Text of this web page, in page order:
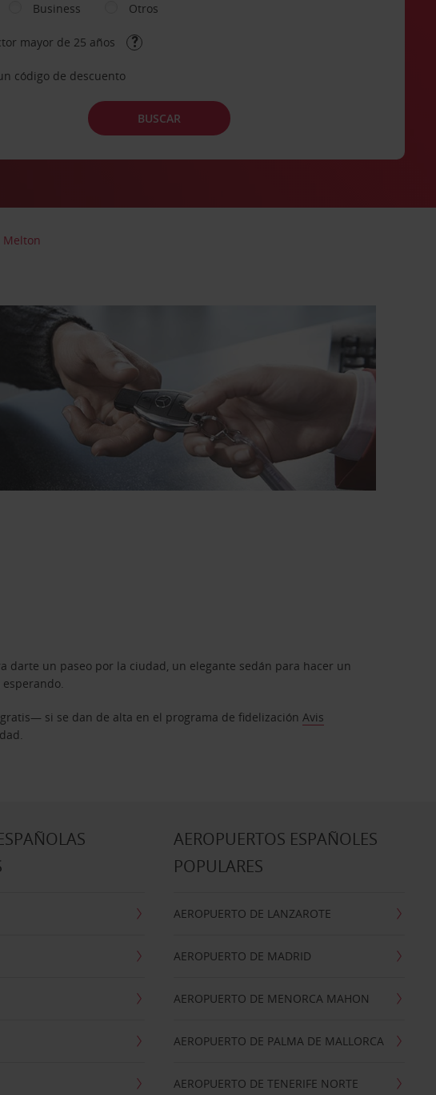
Business Otros
mayor de 25 años
código de descuento
BUSCAR
Melton
darte un paseo por la ciudad, un elegante sedán para hacer un
si se dan de alta en el programa de fidelizaciónAvis
AEROPUERTOS ESPAÑOLES
POPULARES
AEROPUERTO DE LANZAROTE
AEROPUERTO DE MADRID
AEROPUERTO DE MENORCA MAHON
AEROPUERTO DE PALMA DE MALLORCA
AEROPUERTO DE TENERIFE NORTE